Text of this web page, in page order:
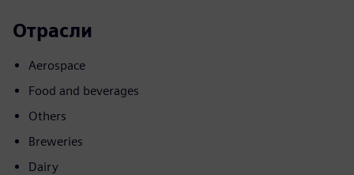
Отрасли
Aerospace
Food and beverages
Others
Breweries
Dairy